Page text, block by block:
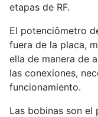
etapas de RF.
El potenciômetro
fuera de la placa,
ella de manera de
las conexiones,
funcionamiento.
Las bobinas son el